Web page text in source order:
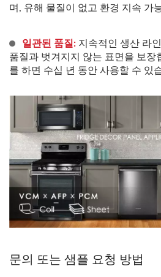
며, 유해 물질이 없고 환경 지속 가
일관된 품질: 지속적인 생산 라
품질과 벗겨지지 않는 표면을 보장
를 하면 수십 년 동안 사용할 수 있
문의 또는 샘플 요청 방법